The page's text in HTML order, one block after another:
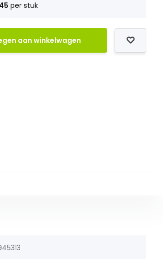
per stuk
aan winkelwagen